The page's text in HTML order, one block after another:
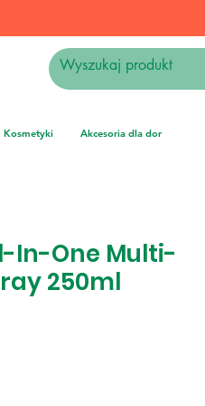
Kosmetyki Akcesoria dla domu
In-One Multi-
250ml